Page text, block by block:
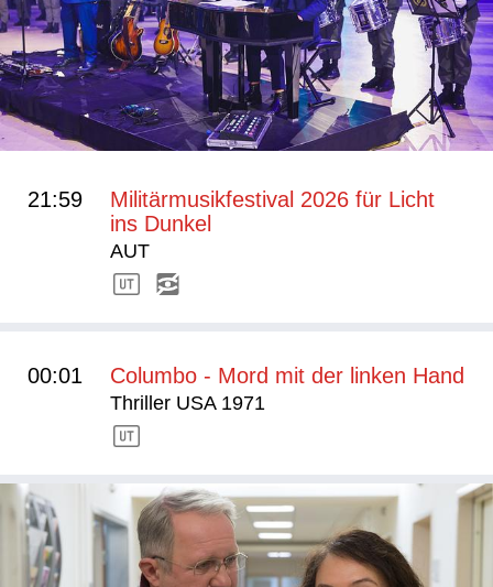
21:59
Militärmusikfestival 2026 für Licht
ins Dunkel
AUT
00:01 Columbo - Mord mit der linken Hand
Thriller USA 1971